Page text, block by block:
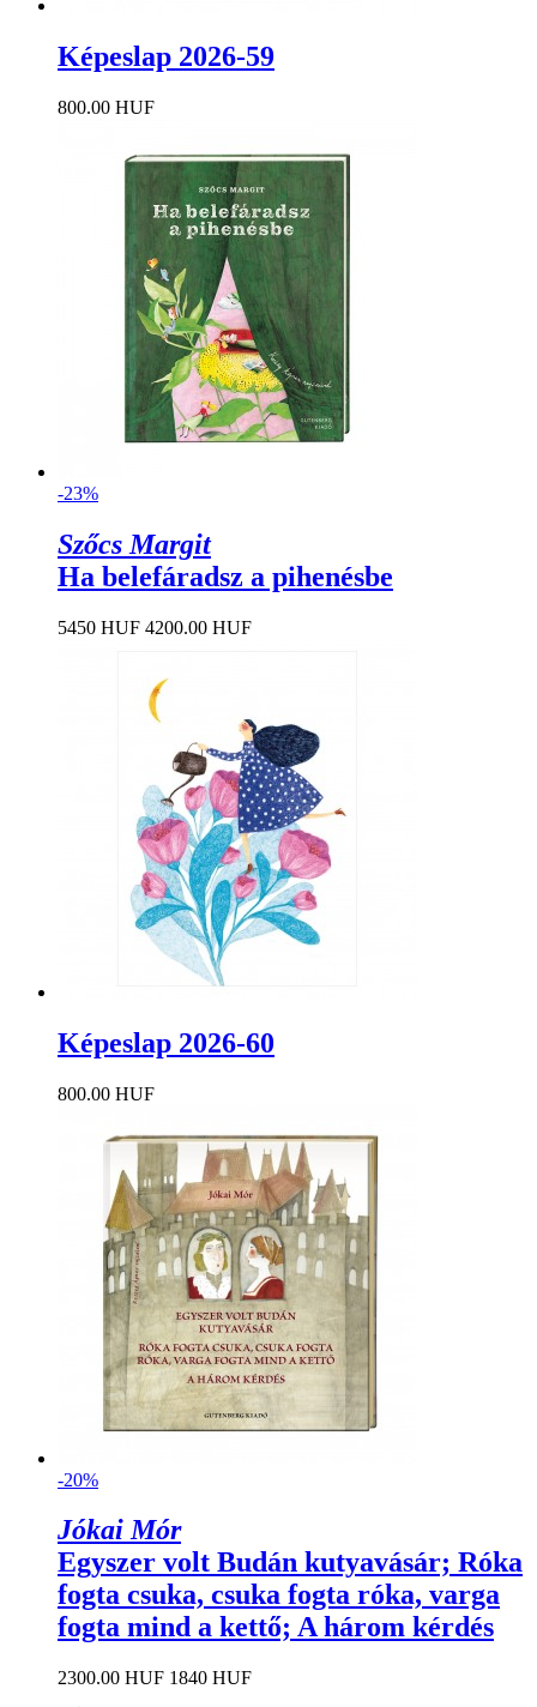
Képeslap 2026-59
800.00 HUF
-23%
Szőcs Margit
Ha belefáradsz a pihenésbe
5450 HUF 4200.00 HUF
Képeslap 2026-60
800.00 HUF
-20%
Jókai Mór
Egyszer volt Budán kutyavásár; Róka
fogta csuka, csuka fogta róka, varga
fogta mind a kettő; A három kérdés
2300.00 HUF 1840 HUF